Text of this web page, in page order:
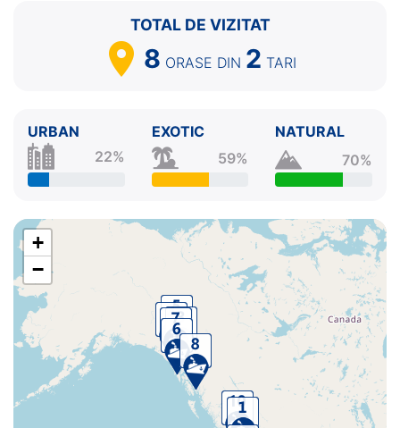
TOTAL DE VIZITAT
8 ORASE DIN 2 TARI
URBAN
22%
EXOTIC
59%
NATURAL
70%
+
−